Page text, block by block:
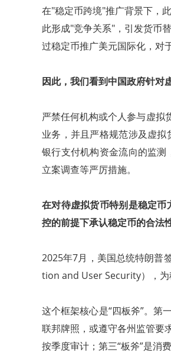
在"稳定币跨境"推广背景下，
此形成"竞争关系"，引发货币
过稳定币推广美元国际化，对
因此，我们看到中国政府针对
严禁任何机构或个人参与虚拟
业务，并且严格规范涉及虚
银行支付机构资金流向的监测
立案调查等严厉措施。
在对待虚拟货币特别是稳定
控的前提下承认稳定币的合法
2025年7月，美国总统特朗普
tion and User Security），为
这个框架核心是“四板斧”。第
联邦牌照，或遵守各州监管要
按季度审计；第三“板斧”是消